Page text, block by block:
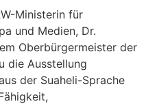
Ministerin für
und Medien, Dr.
Oberbürgermeister der
die Ausstellung
der Suaheli-Sprache